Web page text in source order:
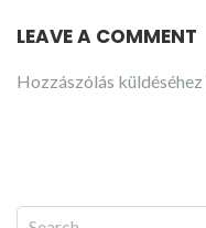
LEAVE A COMMENT
Hozzászólás küldéséhez